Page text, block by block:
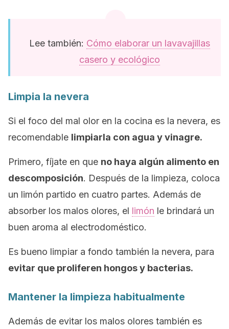
Lee también: Cómo elaborar un lavavajillas
casero y ecológico
Limpia la nevera
Si el foco del mal olor en la cocina es la nevera, es
recomendable limpiarla con agua y vinagre.
Primero, fíjate en que no haya algún alimento en
descomposición. Después de la limpieza, coloca
un limón partido en cuatro partes. Además de
absorber los malos olores, el limón le brindará un
buen aroma al electrodoméstico.
Es bueno limpiar a fondo también la nevera, para
evitar que proliferen hongos y bacterias.
Mantener la limpieza habitualmente
Además de evitar los malos olores también es